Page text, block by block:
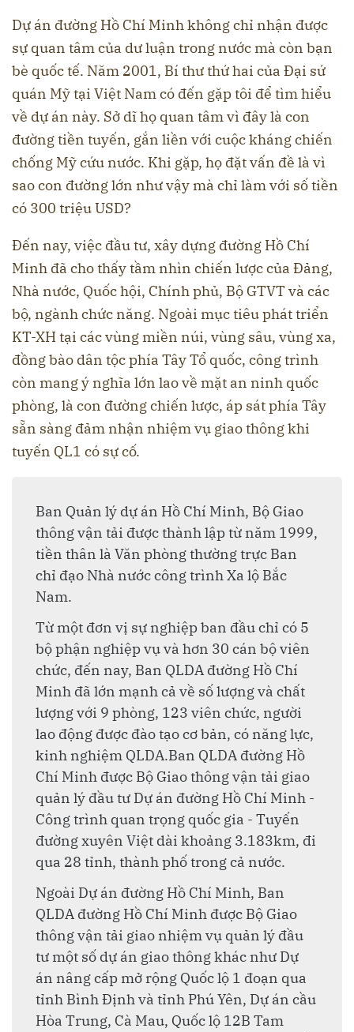
Dự án đường Hồ Chí Minh không chỉ nhận được
sự quan tâm của dư luận trong nước mà còn bạn
bè quốc tế. Năm 2001, Bí thư thứ hai của Đại sứ
quán Mỹ tại Việt Nam có đến gặp tôi để tìm hiểu
về dự án này. Sở dĩ họ quan tâm vì đây là con
đường tiền tuyến, gắn liền với cuộc kháng chiến
chống Mỹ cứu nước. Khi gặp, họ đặt vấn đề là vì
sao con đường lớn như vậy mà chỉ làm với số tiền
có 300 triệu USD?
Đến nay, việc đầu tư, xây dựng đường Hồ Chí
Minh đã cho thấy tầm nhìn chiến lược của Đảng,
Nhà nước, Quốc hội, Chính phủ, Bộ GTVT và các
bộ, ngành chức năng. Ngoài mục tiêu phát triển
KT-XH tại các vùng miền núi, vùng sâu, vùng xa,
đồng bào dân tộc phía Tây Tổ quốc, công trình
còn mang ý nghĩa lớn lao về mặt an ninh quốc
phòng, là con đường chiến lược, áp sát phía Tây
sẵn sàng đảm nhận nhiệm vụ giao thông khi
tuyến QL1 có sự cố.
Ban Quản lý dự án Hồ Chí Minh, Bộ Giao
thông vận tải được thành lập từ năm 1999,
tiền thân là Văn phòng thường trực Ban
chỉ đạo Nhà nước công trình Xa lộ Bắc
Nam.
Từ một đơn vị sự nghiệp ban đầu chỉ có 5
bộ phận nghiệp vụ và hơn 30 cán bộ viên
chức, đến nay, Ban QLDA đường Hồ Chí
Minh đã lớn mạnh cả về số lượng và chất
lượng với 9 phòng, 123 viên chức, người
lao động được đào tạo cơ bản, có năng lực,
kinh nghiệm QLDA. Ban QLDA đường Hồ
Chí Minh được Bộ Giao thông vận tải giao
quản lý đầu tư Dự án đường Hồ Chí Minh -
Công trình quan trọng quốc gia - Tuyến
đường xuyên Việt dài khoảng 3.183km, đi
qua 28 tỉnh, thành phố trong cả nước.
Ngoài Dự án đường Hồ Chí Minh, Ban
QLDA đường Hồ Chí Minh được Bộ Giao
thông vận tải giao nhiệm vụ quản lý đầu
tư một số dự án giao thông khác như Dự
án nâng cấp mở rộng Quốc lộ 1 đoạn qua
tỉnh Bình Định và tỉnh Phú Yên, Dự án cầu
Hòa Trung, Cà Mau, Quốc lộ 12B Tam